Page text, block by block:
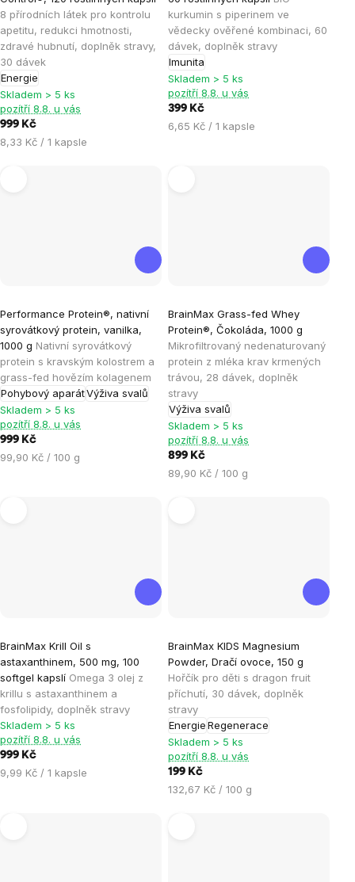
8 přírodních látek pro kontrolu
apetitu, redukci hmotnosti,
zdravé hubnutí, doplněk stravy,
30 dávek
Energie
produktu
je
4,9
z
5
hvězdiček.
Skladem > 5 ks
pozítří 8.8. u vás
999 Kč
Měrná
8,33 Kč / 1 kapsle
kurkumin s piperinem ve
vědecky ověřené kombinaci, 60
dávek, doplněk stravy
Imunita
produktu
je
5,0
z
5
hvězdiček.
Skladem > 5 ks
pozítří 8.8. u vás
399 Kč
Měrná
6,65 Kč / 1 kapsle
Performance Protein®, nativní
syrovátkový protein, vanilka,
1000 g Nativní syrovátkový
protein s kravským kolostrem a
grass-fed hovězím kolagenem
Pohybový aparátVýživa svalů
hodnocení
produktu
je
4,6
z
5
hvězdiček.
Skladem > 5 ks
pozítří 8.8. u vás
999 Kč
Měrná
99,90 Kč / 100 g
BrainMax Grass-fed Whey
Protein®, Čokoláda, 1000 g
Mikrofiltrovaný nedenaturovaný
protein z mléka krav krmených
trávou, 28 dávek, doplněk
stravy
Výživa svalů
hodnocení
produktu
je
4,9
z
5
hvězdiček.
Skladem > 5 ks
pozítří 8.8. u vás
899 Kč
Měrná
89,90 Kč / 100 g
BrainMax Krill Oil s
astaxanthinem, 500 mg, 100
softgel kapslí Omega 3 olej z
krillu s astaxanthinem a
fosfolipidy, doplněk stravy
hodnocení
produktu
je
4,9
z
5
hvězdiček.
Skladem > 5 ks
pozítří 8.8. u vás
999 Kč
Měrná
9,99 Kč / 1 kapsle
BrainMax KIDS Magnesium
Powder, Dračí ovoce, 150 g
Hořčík pro děti s dragon fruit
příchutí, 30 dávek, doplněk
stravy
EnergieRegenerace
hodnocení
produktu
je
5,0
z
5
hvězdiček.
Skladem > 5 ks
pozítří 8.8. u vás
199 Kč
Měrná
132,67 Kč / 100 g